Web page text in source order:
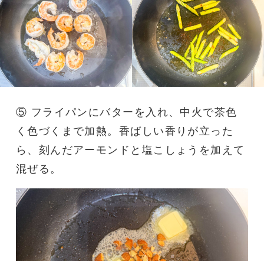
⑤ フライパンにバターを入れ、中火で茶色
く色づくまで加熱。香ばしい香りが立った
ら、刻んだアーモンドと塩こしょうを加えて
混ぜる。